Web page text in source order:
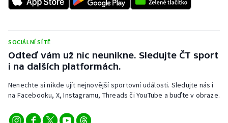
Ragby
Rychlobruslení
Rychlostní kanoistika
Short track
SOCIÁLNÍ SÍTĚ
Odteď vám už nic neunikne. Sledujte ČT sport
i na dalších platformách.
Nenechte si nikde ujít nejnovější sportovní události. Sledujte nás i
na Facebooku, X, Instagramu, Threads či YouTube a buďte v obraze.